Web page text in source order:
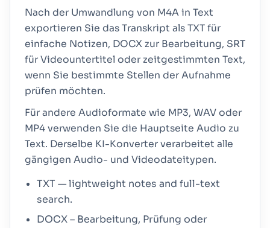
Nach der Umwandlung von M4A in Text
exportieren Sie das Transkript als TXT für
einfache Notizen, DOCX zur Bearbeitung, SRT
für Videountertitel oder zeitgestimmten Text,
wenn Sie bestimmte Stellen der Aufnahme
prüfen möchten.
Für andere Audioformate wie MP3, WAV oder
MP4 verwenden Sie die Hauptseite Audio zu
Text. Derselbe KI-Konverter verarbeitet alle
gängigen Audio- und Videodateitypen.
TXT — lightweight notes and full-text
search.
DOCX – Bearbeitung, Prüfung oder